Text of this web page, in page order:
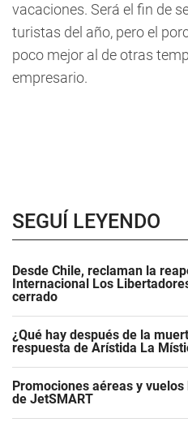
vacaciones. Será el fin de
turistas del año, pero el
poco mejor al de otras
empresario.
SEGUÍ LEYENDO
Desde Chile, reclaman la
Internacional Los
cerrado
¿Qué hay después de la
respuesta de Arístida La
Promociones aéreas y
de JetSMART